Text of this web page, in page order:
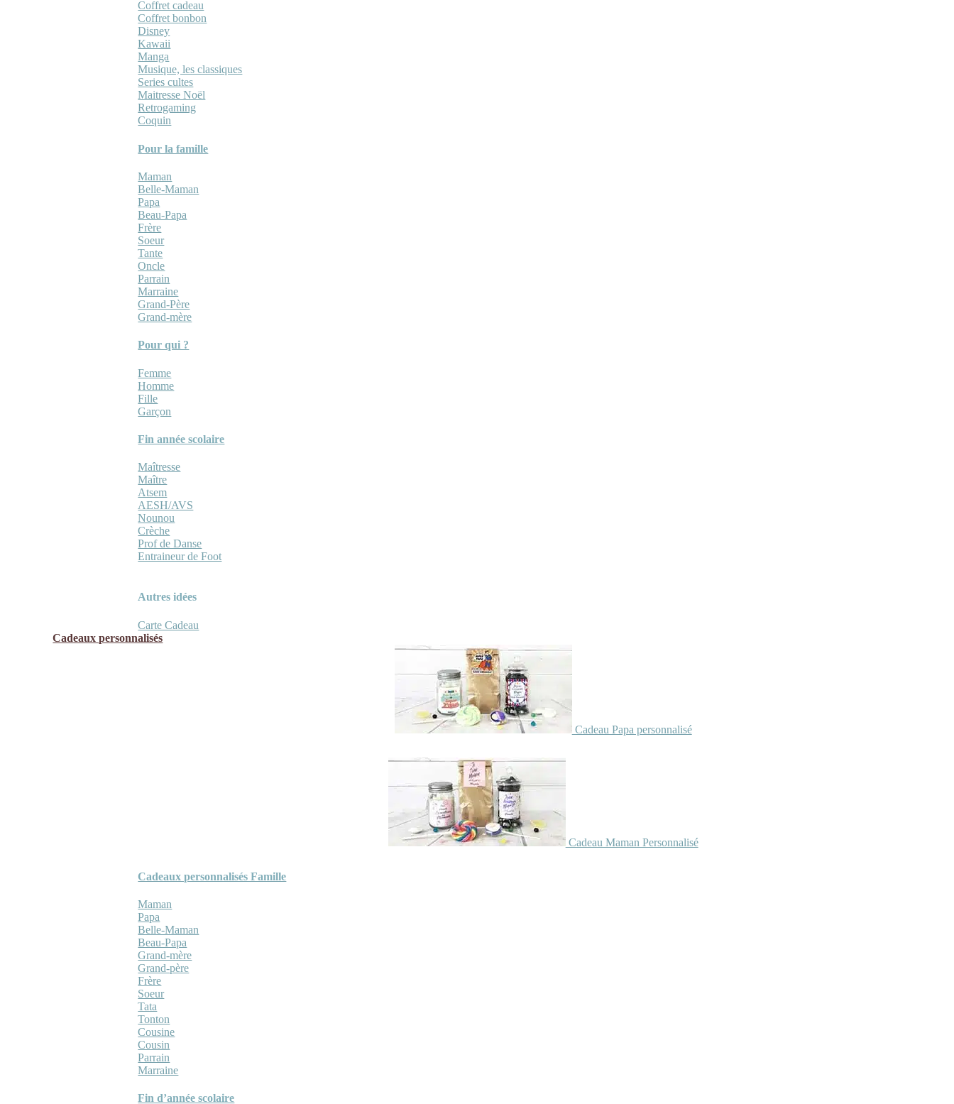
Coffret cadeau
Coffret bonbon
Disney
Kawaii
Manga
Musique, les classiques
Series cultes
Maitresse Noël
Retrogaming
Coquin
Pour la famille
Maman
Belle-Maman
Papa
Beau-Papa
Frère
Soeur
Tante
Oncle
Parrain
Marraine
Grand-Père
Grand-mère
Pour qui ?
Femme
Homme
Fille
Garçon
Fin année scolaire
Maîtresse
Maître
Atsem
AESH/AVS
Nounou
Crèche
Prof de Danse
Entraineur de Foot
Autres idées
Carte Cadeau
Cadeaux personnalisés
Cadeau Papa personnalisé
Cadeau Maman Personnalisé
Cadeaux personnalisés Famille
Maman
Papa
Belle-Maman
Beau-Papa
Grand-mère
Grand-père
Frère
Soeur
Tata
Tonton
Cousine
Cousin
Parrain
Marraine
Fin d’année scolaire